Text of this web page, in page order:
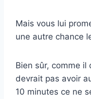
Mais vous lui
une autre chance
Bien sûr, comme
devrait pas avoir
10 minutes ce ne